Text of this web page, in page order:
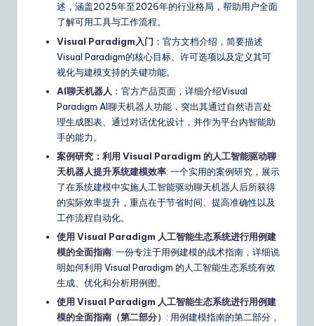
述，涵盖2025年至2026年的行业格局，帮助用户全面
了解可用工具与工作流程。
Visual Paradigm入门 ：官方文档介绍，简要描述
Visual Paradigm的核心目标、许可选项以及定义其可
视化与建模支持的关键功能。
AI聊天机器人 ：官方产品页面，详细介绍Visual
Paradigm AI聊天机器人功能，突出其通过自然语言处
理生成图表、通过对话优化设计，并作为平台内智能助
手的能力。
案例研究：利用 Visual Paradigm 的人工智能驱动聊
天机器人提升系统建模效率: 一个实用的案例研究，展示
了在系统建模中实施人工智能驱动聊天机器人后所获得
的实际效率提升，重点在于节省时间、提高准确性以及
工作流程自动化。
使用 Visual Paradigm 人工智能生态系统进行用例建
模的全面指南: 一份专注于用例建模的战术指南，详细说
明如何利用 Visual Paradigm 的人工智能生态系统有效
生成、优化和分析用例图。
使用 Visual Paradigm 人工智能生态系统进行用例建
模的全面指南（第二部分） : 用例建模指南的第二部分，